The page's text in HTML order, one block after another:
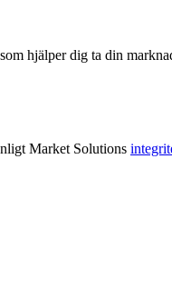
hjälper dig ta din
Market Solutions